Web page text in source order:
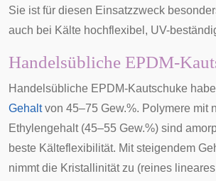
Sie ist für diesen Einsatzzweck
auch bei Kälte hochflexibel, UV-
Handelsübliche EPDM-
Handelsübliche EPDM-Kautschuke
Gehaltvon 45–75 Gew.%. Polymere mit
Ethylengehalt (45–55 Gew.%) sind
beste Kälteflexibilität. Mit steigendem
nimmt die Kristallinitätzu (reines